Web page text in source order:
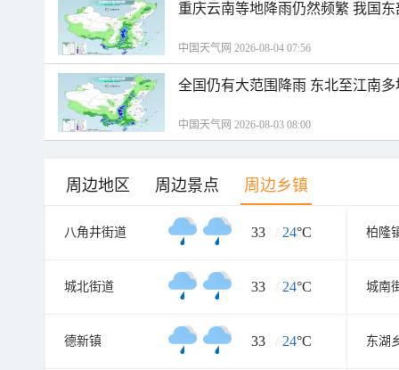
重庆云南等地降雨仍然频繁 我国
中国天气网 2026-08-04 07:56
全国仍有大范围降雨 东北至江南
中国天气网 2026-08-03 08:00
周边地区 周边景点 周边乡镇
八角井街道 33 / 24°C 柏隆
城北街道 33 / 24°C 城南
德新镇 33 / 24°C 东湖